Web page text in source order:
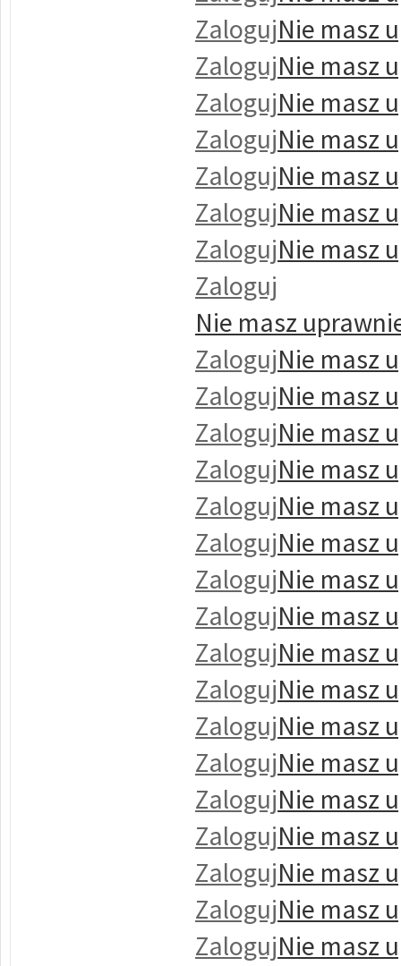
ZalogujNie masz
ZalogujNie masz
ZalogujNie masz
ZalogujNie masz
ZalogujNie masz
ZalogujNie masz
ZalogujNie masz
Zaloguj
Nie masz
ZalogujNie masz
ZalogujNie masz
ZalogujNie masz
ZalogujNie masz
ZalogujNie masz
ZalogujNie masz
ZalogujNie masz
ZalogujNie masz
ZalogujNie masz
ZalogujNie masz
ZalogujNie masz
ZalogujNie masz
ZalogujNie masz
ZalogujNie masz
ZalogujNie masz
ZalogujNie masz
ZalogujNie masz